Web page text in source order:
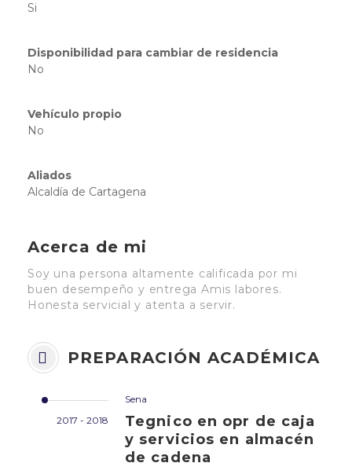
Si
Disponibilidad para cambiar de residencia
No
Vehículo propio
No
Aliados
Alcaldía de Cartagena
Acerca de mi
Soy una persona altamente calificada por mi
buen desempeño y entrega Amis labores.
Honesta servicial y atenta a servir.
PREPARACIÓN ACADÉMICA
2017 - 2018
Sena
Tegnico en opr de caja
y servicios en almacén
de cadena